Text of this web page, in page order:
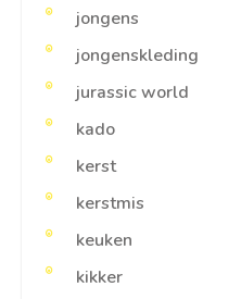
jongens
jongenskleding
jurassic world
kado
kerst
kerstmis
keuken
kikker